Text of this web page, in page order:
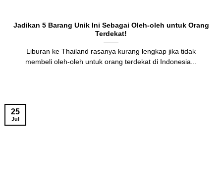
Jadikan 5 Barang Unik Ini Sebagai Oleh-oleh untuk Orang
Terdekat!
Liburan ke Thailand rasanya kurang lengkap jika tidak
membeli oleh-oleh untuk orang terdekat di Indonesia...
25
Jul